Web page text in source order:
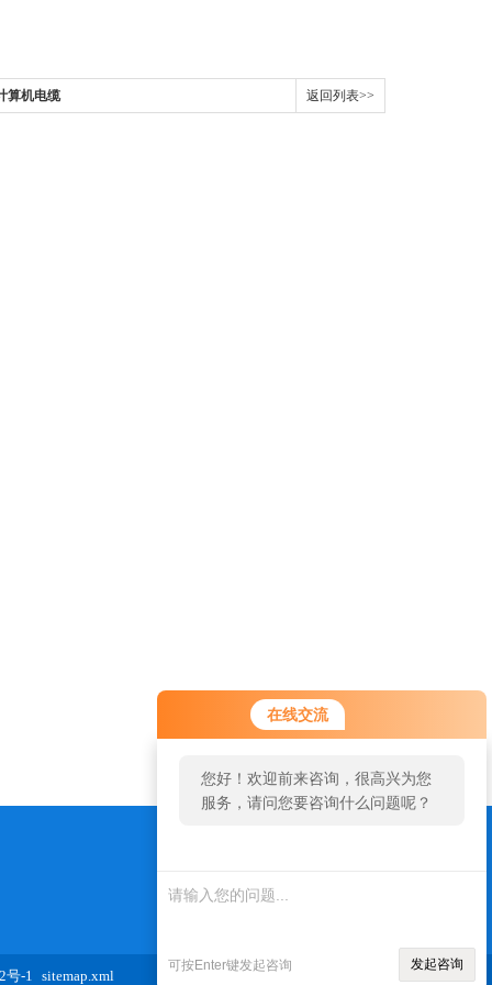
在线交流
您好！欢迎前来咨询，很高兴为您
服务，请问您要咨询什么问题呢？
了需求产品，您可以直接在线与我
联系！
可按Enter键发起咨询 发起咨询
算机电缆 返回列表>>
ahtk1718@163.com
号-1 sitemap.xml